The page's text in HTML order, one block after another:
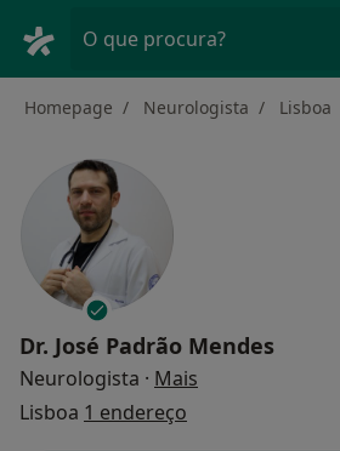
O que procura?
Homepage Neurologista Lisboa
Dr. José Padrão Mendes
Neurologista · Mais
Lisboa 1 endereço